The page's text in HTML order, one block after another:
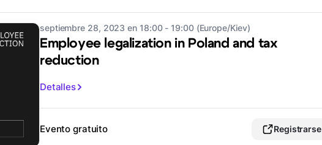
septiembre 28, 2023 en 18:00 - 19:00 (Europe/Kiev)
Employee legalization in Poland and tax
reduction
Detalles
Evento gratuito Registrarse